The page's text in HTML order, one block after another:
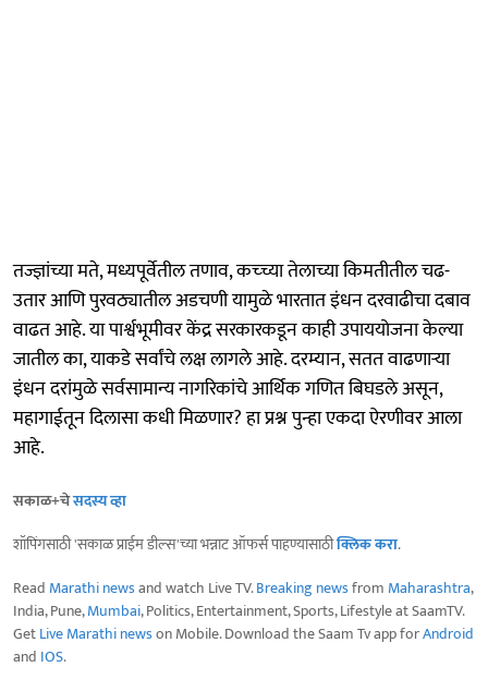
तज्ज्ञांच्या मते, मध्यपूर्वेतील तणाव, कच्च्या तेलाच्या किमतीतील चढ-
उतार आणि पुरवठ्यातील अडचणी यामुळे भारतात इंधन दरवाढीचा दबाव
वाढत आहे. या पार्श्वभूमीवर केंद्र सरकारकडून काही उपाययोजना केल्या
जातील का, याकडे सर्वांचे लक्ष लागले आहे. दरम्यान, सतत वाढणाऱ्या
इंधन दरांमुळे सर्वसामान्य नागरिकांचे आर्थिक गणित बिघडले असून,
महागाईतून दिलासा कधी मिळणार? हा प्रश्न पुन्हा एकदा ऐरणीवर आला
आहे.
सकाळ+चेसदस्य व्हा
शॉपिंगसाठी 'सकाळ प्राईम डील्स'च्या भन्नाट ऑफर्स पाहण्यासाठीक्लिक करा.
Read Marathi newsand watch Live TV.Breaking newsfrom Maharashtra,
India, Pune,Mumbai, Politics, Entertainment, Sports, Lifestyle at SaamTV.
GetLive Marathi newson Mobile. Download the Saam Tv app forAndroid
and IOS.